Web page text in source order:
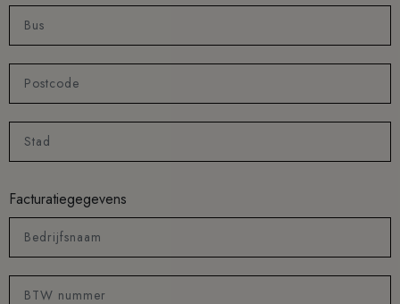
Bus
Postcode
Stad
Facturatiegegevens
Bedrijfsnaam
BTW nummer